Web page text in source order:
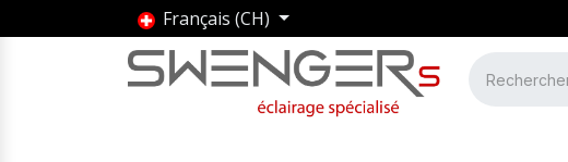
Se rendre au contenu
Français (CH)